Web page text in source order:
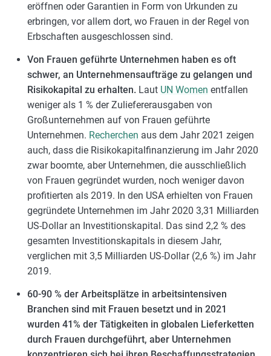
eröffnen oder Garantien in Form von Urkunden zu
erbringen, vor allem dort, wo Frauen in der Regel von
Erbschaften ausgeschlossen sind.
Von Frauen geführte Unternehmen haben es oft
schwer, an Unternehmensaufträge zu gelangen und
Risikokapital zu erhalten. Laut UN Women entfallen
weniger als 1 % der Zuliefererausgaben von
Großunternehmen auf von Frauen geführte
Unternehmen. Recherchen aus dem Jahr 2021 zeigen
auch, dass die Risikokapitalfinanzierung im Jahr 2020
zwar boomte, aber Unternehmen, die ausschließlich
von Frauen gegründet wurden, noch weniger davon
profitierten als 2019. In den USA erhielten von Frauen
gegründete Unternehmen im Jahr 2020 3,31 Milliarden
US-Dollar an Investitionskapital. Das sind 2,2 % des
gesamten Investitionskapitals in diesem Jahr,
verglichen mit 3,5 Milliarden US-Dollar (2,6 %) im Jahr
2019.
60-90 % der Arbeitsplätze in arbeitsintensiven
Branchen sind mit Frauen besetzt und in 2021
wurden 41% der Tätigkeiten in globalen Lieferketten
durch Frauen durchgeführt, aber Unternehmen